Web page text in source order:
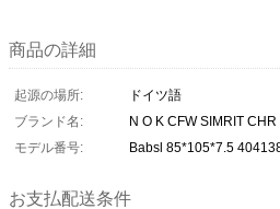
商品の詳細
起源の場所:
ドイツ語
ブランド名:
N O K CFW SIMRIT CHR
モデル番号:
Babsl 85*105*7.5
お支払配送条件